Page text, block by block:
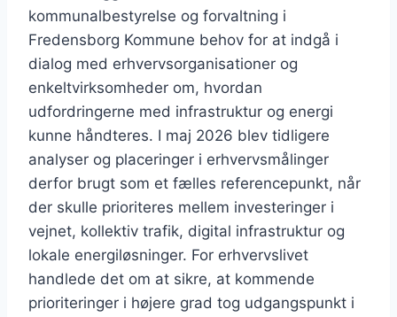
kommunalbestyrelse og forvaltning i
Fredensborg Kommune behov for at indgå i
dialog med erhvervsorganisationer og
enkeltvirksomheder om, hvordan
udfordringerne med infrastruktur og energi
kunne håndteres. I maj 2026 blev tidligere
analyser og placeringer i erhvervsmålinger
derfor brugt som et fælles referencepunkt, når
der skulle prioriteres mellem investeringer i
vejnet, kollektiv trafik, digital infrastruktur og
lokale energiløsninger. For erhvervslivet
handlede det om at sikre, at kommende
prioriteringer i højere grad tog udgangspunkt i